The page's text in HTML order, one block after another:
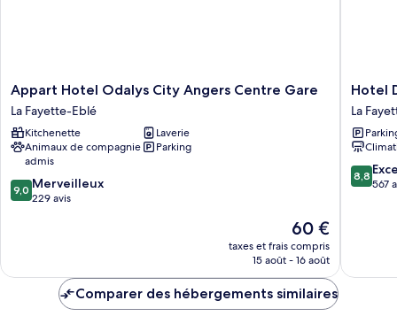
Appart
Hotel
Odalys
City
Angers
Centre
Gare
La
Appart Hotel Odalys City Angers Centre Gare
La Fayette-Eblé
Kitchenette
Laverie
Animaux de compagnie
admis
Parking
9.0
sur
9,0 Merveilleux
229 avis
Le
nouveau
prix
de
60 €
taxes et frais compris
15 août - 16 août
Hotel
De
La
Fayette-
Eblé
Hotel
La
8.8
sur
8,8
567
Comparer des hébergements similaires